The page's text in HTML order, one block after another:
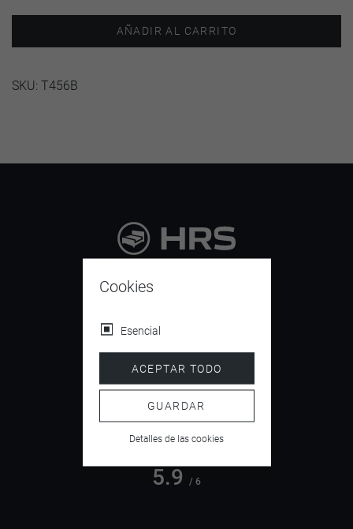
AÑADIR AL CARRITO
SKU: T456B
4.5
5.9 / 6
Cookies
Esencial
ACEPTAR TODO
GUARDAR
Detalles de las cookies